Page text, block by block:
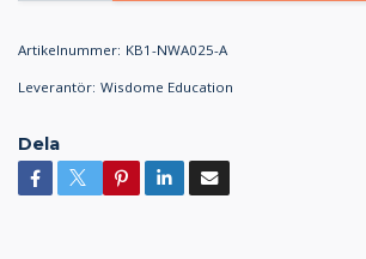
Artikelnummer: KB1-NWA025-A
Leverantör: Wisdome Education
Dela